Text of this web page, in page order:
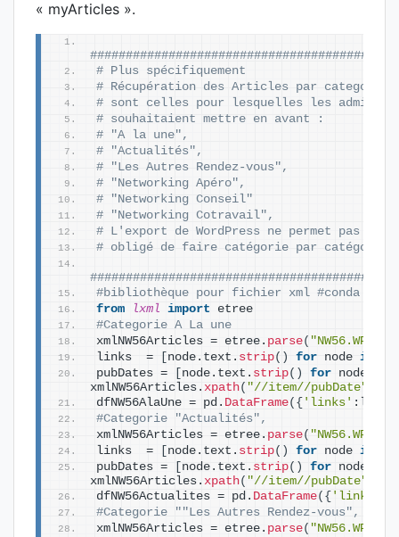
« myArticles ».
# Plus spécifiquement
# sont celles pour lesquelles les
# souhaitaient mettre en avant :
# "A la une",
# "Actualités",
# "Les Autres Rendez-vous",
# "Networking Apéro",
# "Networking Conseil"
# "Networking Cotravail",
# obligé de faire catégorie par catégorie
#bibliothèque pour fichier xml #conda
from
lxml import etree
#Categorie A La une
xmlNW56Articles = etree. parse(
links  =
node.text. strip() for node in
pubDates =
node.text. strip() for node
xmlNW56Articles. xpath( "//item//pubDate"
dfNW56AlaUne = pd. DataFrame({ 'links'
#Categorie "Actualités",
xmlNW56Articles = etree. parse(
links  =
node.text. strip() for node in
pubDates =
node.text. strip() for node
xmlNW56Articles. xpath( "//item//pubDate"
dfNW56Actualites = pd. DataFrame({ 'links'
#Categorie ""Les Autres Rendez-vous",
xmlNW56Articles = etree. parse(